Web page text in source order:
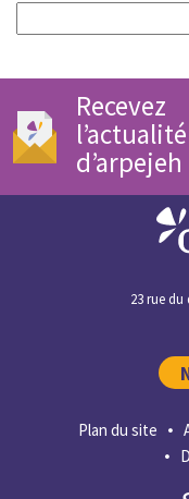
Recevez
l’actualité
d’arpejeh
23 rue du
Plan du site